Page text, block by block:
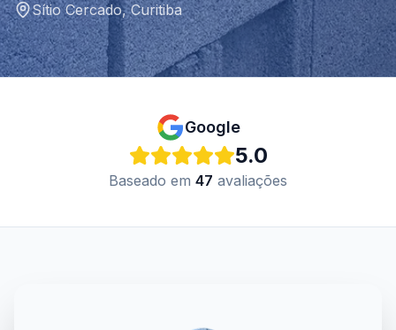
Sítio Cercado,Curitiba
Google
5.0
Baseado em 47 avaliações